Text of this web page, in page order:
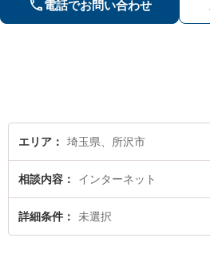
電話でお問い合わせ
エリア 埼玉県、所沢市
相談内容 インターネット
詳細条件 未選択